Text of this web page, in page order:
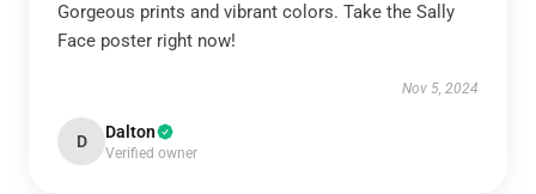
Gorgeous prints and vibrant colors. Take the Sally
Face poster right now!
Nov 5, 2024
D Dalton
Verified owner